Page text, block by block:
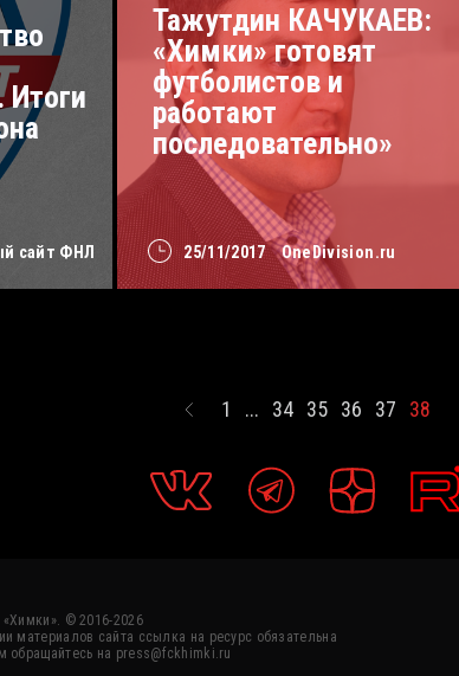
сайт ФНЛ
Итоги
25/11/2017 OneDivision.ru
Тажутдин КАЧУКАЕВ:
«Химки» готовят
футболистов и
работают
последовательно»
1 ... 34 35 36 37 38
© 2016-2026
материалов сайта ссылка на ресурс обязательна
обращайтесь на press@fckhimki.ru